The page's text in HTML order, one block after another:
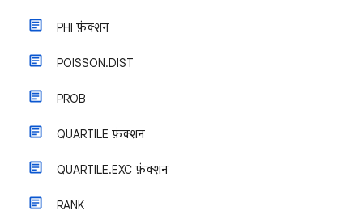
PHI फ़ंक्शन
POISSON.DIST
PROB
QUARTILE फ़ंक्शन
QUARTILE.EXC फ़ंक्शन
RANK